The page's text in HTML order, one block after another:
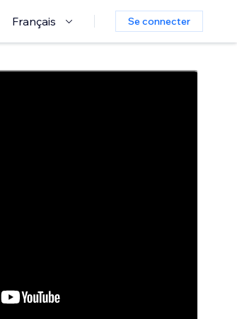
Français Se connecter